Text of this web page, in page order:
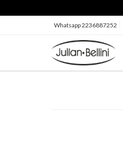
Whatsapp 2236887252